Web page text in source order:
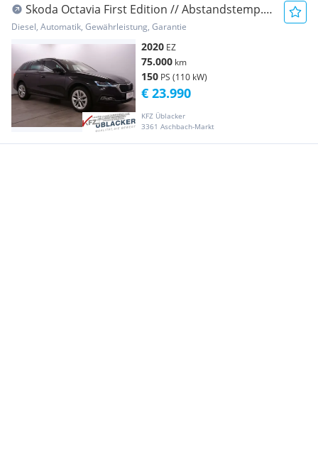
Skoda Octavia First Edition // Abstandstemp.
// Ambie...
Diesel, Automatik, Gewährleistung, Garantie
2020 EZ
75.000 km
150 PS (110 kW)
KFZ Üblacker
3361 Aschbach-Markt
€ 23.990